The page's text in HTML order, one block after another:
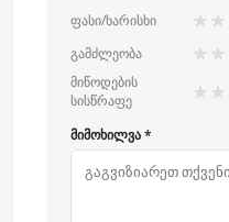
ფასი/ხარისხი
★ ★
გამძლეობა ★ ★
მიწოდების
სისწრაფე
★ ★
მიმოხილვა *